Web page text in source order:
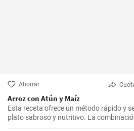
Ahorrar
Arroz con Atún y Maíz
Esta receta ofrece un método rápido y
plato sabroso y nutritivo. La
excelente manera de agregar algo de